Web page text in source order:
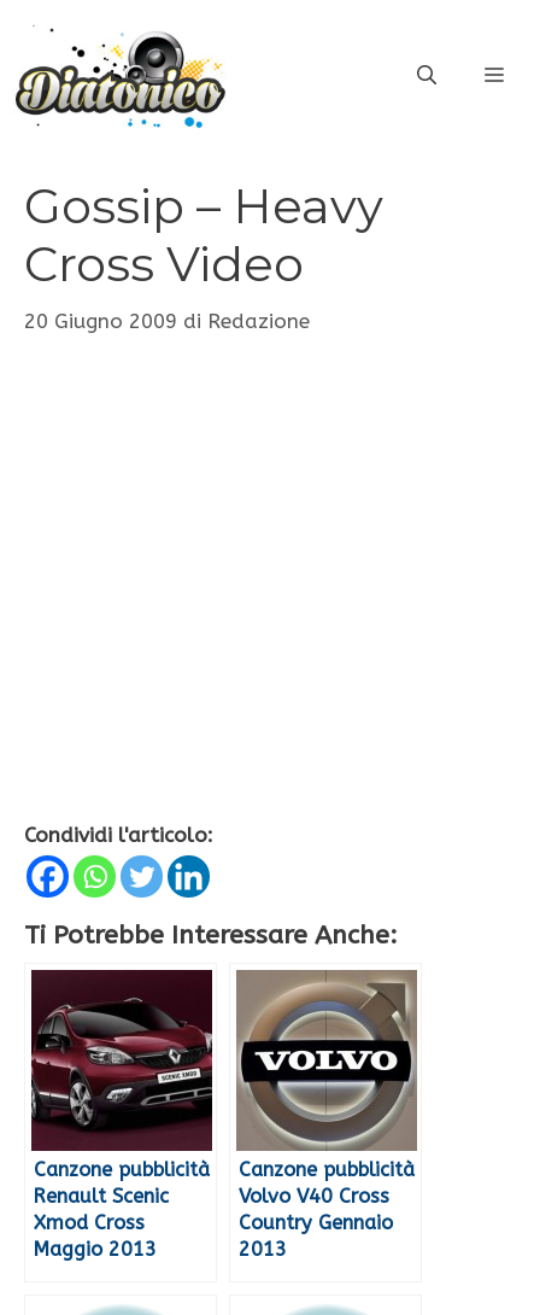
contenuto
Gossip – Heavy
Cross Video
20 Giugno 2009 di Redazione
Condividi l'articolo:
Ti Potrebbe Interessare Anche:
Canzone pubblicità
Renault Scenic
Xmod Cross
Maggio 2013
Canzone pubblicità
Volvo V40 Cross
Country Gennaio
2013